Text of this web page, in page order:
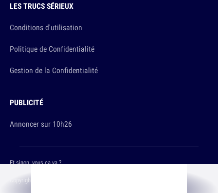
LES TRUCS SÉRIEUX
Conditions d'utilisation
Politique de Confidentialité
Gestion de la Confidentialité
PUBLICITÉ
Annoncer sur 10h26
Copyright © 2026 The Original Publishing Studio
Et sinon, vous ça va ?